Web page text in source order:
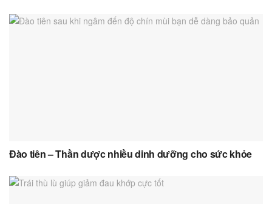
Đào tiên – Thần dược nhiều dinh dưỡng cho sức khỏe